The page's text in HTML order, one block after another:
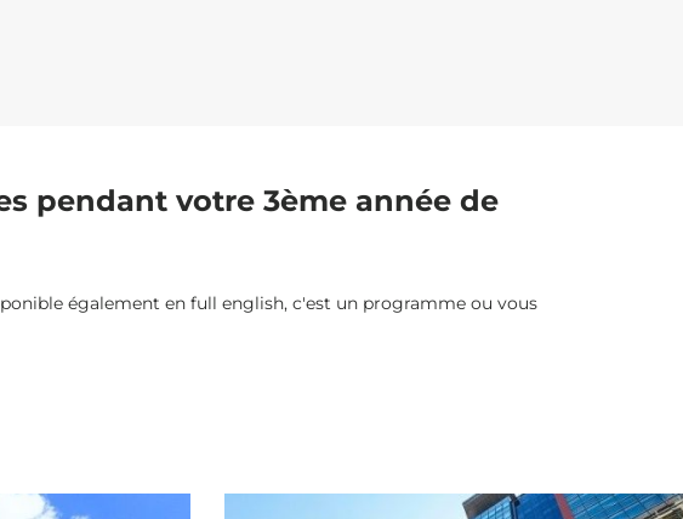
pendant votre 3ème année de
également en full english, c'est un programme ou vous